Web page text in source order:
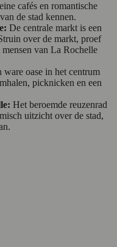
cafés en romantische
de stad kennen.
De centrale markt is een
over de markt, proef
van La Rochelle
ware oase in het centrum
picknicken en een
Het beroemde reuzenrad
uitzicht over de stad,